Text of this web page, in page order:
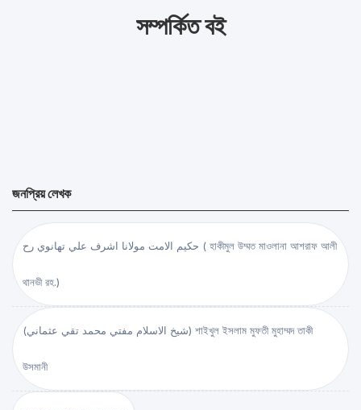
সম্পর্কিত বই
জনপ্রিয় লেখক
حكيم الامت مولانا اشرف علي تهانوي رح ( হাকীমুল উম্মত মাওলানা আশরাফ আলী
থানভী রহ.)
(شيخ الاسلام مفتي محمد تقي عثماني) শাইখুল ইসলাম মুফতী মুহাম্মদ তাকী
উসমানী